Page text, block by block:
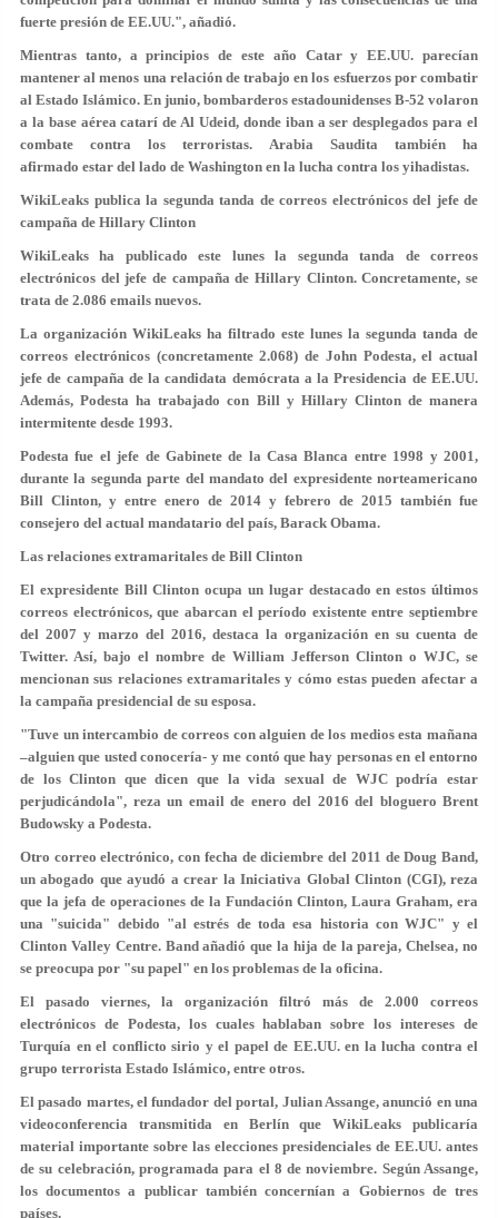
fuerte presión de EE.UU.", añadió.
Mientras tanto, a principios de este año Catar y EE.UU. parecían
mantener al menos una relación de trabajo en los esfuerzos por combatir
al Estado Islámico. En junio, bombarderos estadounidenses B-52 volaron
a la base aérea catarí de Al Udeid, donde iban a ser desplegados para el
combate contra los terroristas. Arabia Saudita también ha
afirmado estar del lado de Washington en la lucha contra los yihadistas.
WikiLeaks publica la segunda tanda de correos electrónicos del jefe de
campaña de Hillary Clinton
WikiLeaks ha publicado este lunes la segunda tanda de correos
electrónicos del jefe de campaña de Hillary Clinton. Concretamente, se
trata de 2.086 emails nuevos.
La organización WikiLeaks ha filtrado este lunes la segunda tanda de
correos electrónicos (concretamente 2.068) de John Podesta, el actual
jefe de campaña de la candidata demócrata a la Presidencia de EE.UU.
Además, Podesta ha trabajado con Bill y Hillary Clinton de manera
intermitente desde 1993.
Podesta fue el jefe de Gabinete de la Casa Blanca entre 1998 y 2001,
durante la segunda parte del mandato del expresidente norteamericano
Bill Clinton, y entre enero de 2014 y febrero de 2015 también fue
consejero del actual mandatario del país, Barack Obama.
Las relaciones extramaritales de Bill Clinton
El expresidente Bill Clinton ocupa un lugar destacado en estos últimos
correos electrónicos, que abarcan el período existente entre septiembre
del 2007 y marzo del 2016, destaca la organización en su cuenta de
Twitter. Así, bajo el nombre de William Jefferson Clinton o WJC, se
mencionan sus relaciones extramaritales y cómo estas pueden afectar a
la campaña presidencial de su esposa.
"Tuve un intercambio de correos con alguien de los medios esta mañana
–alguien que usted conocería- y me contó que hay personas en el entorno
de los Clinton que dicen que la vida sexual de WJC podría estar
perjudicándola", reza un email de enero del 2016 del bloguero Brent
Budowsky a Podesta.
Otro correo electrónico, con fecha de diciembre del 2011 de Doug Band,
un abogado que ayudó a crear la Iniciativa Global Clinton (CGI), reza
que la jefa de operaciones de la Fundación Clinton, Laura Graham, era
una "suicida" debido "al estrés de toda esa historia con WJC" y el
Clinton Valley Centre. Band añadió que la hija de la pareja, Chelsea, no
se preocupa por "su papel" en los problemas de la oficina.
El pasado viernes, la organización filtró más de 2.000 correos
electrónicos de Podesta, los cuales hablaban sobre los intereses de
Turquía en el conflicto sirio y el papel de EE.UU. en la lucha contra el
grupo terrorista Estado Islámico, entre otros.
El pasado martes, el fundador del portal, Julian Assange, anunció en una
videoconferencia transmitida en Berlín que WikiLeaks publicaría
material importante sobre las elecciones presidenciales de EE.UU. antes
de su celebración, programada para el 8 de noviembre. Según Assange,
los documentos a publicar también concernían a Gobiernos de tres
países.